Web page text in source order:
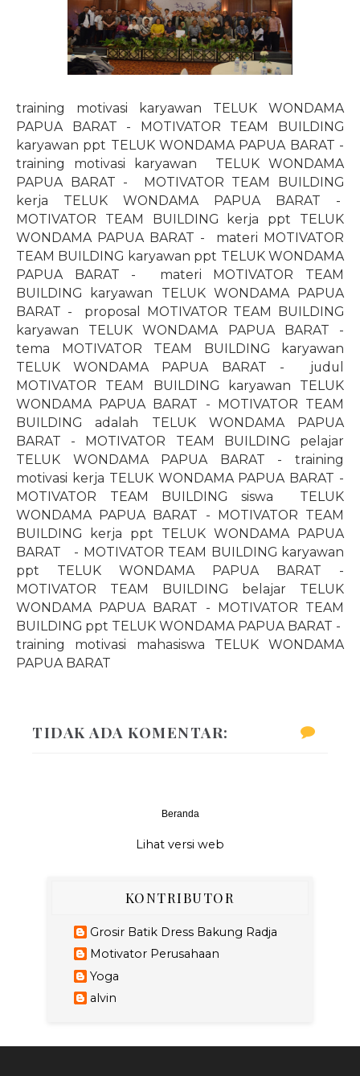
training motivasi karyawan TELUK WONDAMA
PAPUA BARAT - MOTIVATOR TEAM BUILDING
karyawan ppt TELUK WONDAMA PAPUA BARAT -
training motivasi karyawan
TELUK WONDAMA
PAPUA BARAT -
MOTIVATOR TEAM BUILDING
kerja TELUK WONDAMA PAPUA BARAT -
MOTIVATOR TEAM BUILDING kerja ppt TELUK
WONDAMA PAPUA BARAT -
materi MOTIVATOR
TEAM BUILDING karyawan ppt TELUK WONDAMA
PAPUA BARAT -
materi MOTIVATOR TEAM
BUILDING karyawan TELUK WONDAMA PAPUA
BARAT -
proposal MOTIVATOR TEAM BUILDING
karyawan TELUK WONDAMA PAPUA BARAT -
tema MOTIVATOR TEAM BUILDING karyawan
TELUK WONDAMA PAPUA BARAT -
judul
MOTIVATOR TEAM BUILDING karyawan TELUK
WONDAMA PAPUA BARAT - MOTIVATOR TEAM
BUILDING adalah TELUK WONDAMA PAPUA
BARAT - MOTIVATOR TEAM BUILDING pelajar
TELUK WONDAMA PAPUA BARAT - training
motivasi kerja TELUK WONDAMA PAPUA BARAT -
MOTIVATOR TEAM BUILDING siswa
TELUK
WONDAMA PAPUA BARAT - MOTIVATOR TEAM
BUILDING kerja ppt TELUK WONDAMA PAPUA
BARAT - MOTIVATOR TEAM BUILDING karyawan
ppt TELUK WONDAMA PAPUA BARAT -
MOTIVATOR TEAM BUILDING belajar TELUK
WONDAMA PAPUA BARAT - MOTIVATOR TEAM
BUILDING ppt TELUK WONDAMA PAPUA BARAT -
training motivasi mahasiswa TELUK WONDAMA
PAPUA BARAT
TIDAK ADA KOMENTAR:
Beranda
Lihat versi web
KONTRIBUTOR
Grosir Batik Dress Bakung Radja
Motivator Perusahaan
Yoga
alvin